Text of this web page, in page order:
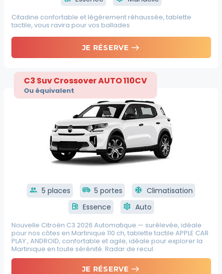
Citadine confortable et légèrement réhaussée, tablette
tactile, vous ravira pour vos ballades
JE RÉSERVE east
C3 Suv Crossover AUTO 110CV
Ou équivalent
group 5 places airport_shuttle 5 portes ac_unit Climatisation
local_gas_station Essence settings Auto
Nouvelle Citroën C3 2026 Automatique — surélevée, idéale
pour nos côtes en Martinique 110 ch, tablette tactile APPLE CAR
PLAY , ANDROID, confortable et agile, idéale pour explorer la
Martinique en toute sérénité. Radar de recul.
JE RÉSERVE east